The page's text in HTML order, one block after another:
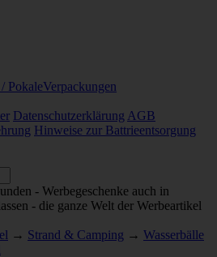
PokaleVerpackungen
Datenschutzerklärung AGB
Hinweise zur Battrieentsorgung
- Werbegeschenke auch in
- die ganze Welt der Werbeartikel
→ Strand & Camping → Wasserbälle